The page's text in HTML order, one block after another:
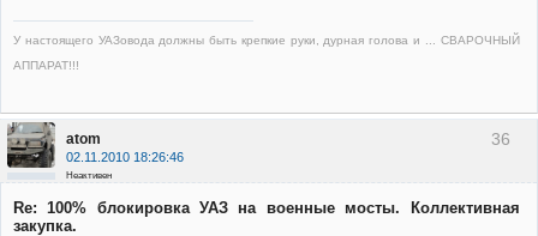
У настоящего УАЗовода должны быть крепкие руки, дурная голова и ... СВАРОЧНЫЙ
АППАРАТ!!!
36
atom
02.11.2010 18:26:46
Неактивен
Re: 100% блокировка УАЗ на военные мосты. Коллективная
закупка.